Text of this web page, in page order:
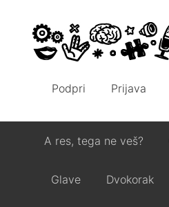
Podpri Prijava
A res, tega ne veš?
Glave Dvokorak